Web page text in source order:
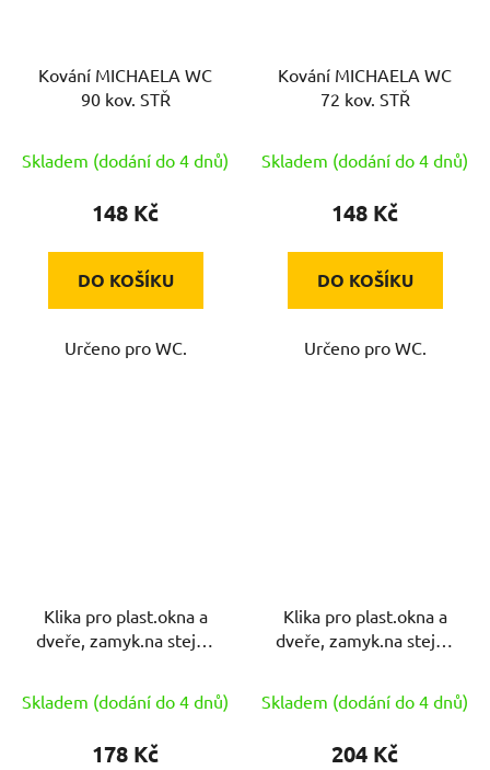
Kování MICHAELA WC
90 kov. STŘ
Skladem (dodání do 4 dnů)
148 Kč
DO KOŠÍKU
Určeno pro WC.
Kování MICHAELA WC
72 kov. STŘ
Skladem (dodání do 4 dnů)
148 Kč
DO KOŠÍKU
Určeno pro WC.
Klika pro plast.okna a
dveře, zamyk.na stejný
Skladem (dodání do 4 dnů)
178 Kč
Klika pro plast.okna a
dveře, zamyk.na stejný
Skladem (dodání do 4 dnů)
204 Kč